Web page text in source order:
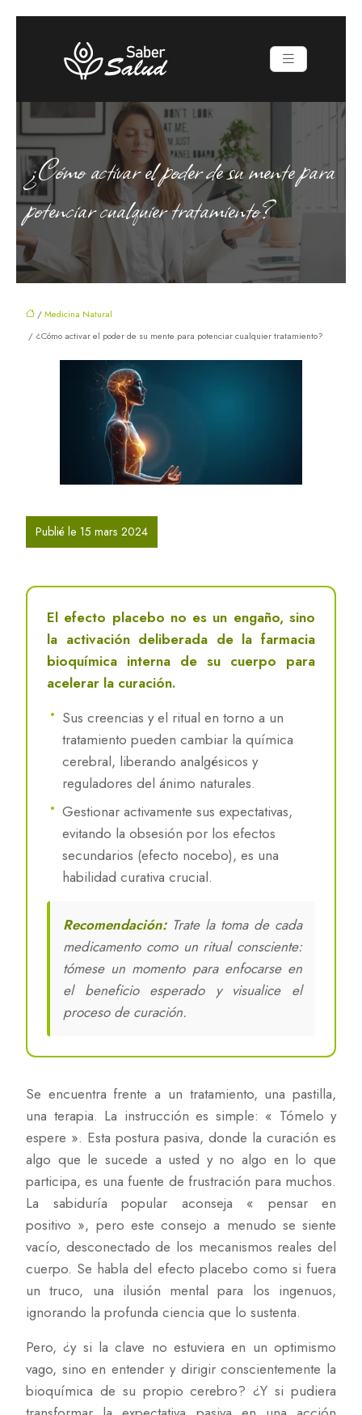
¿Cómo activar el poder de su mente para
potenciar cualquier tratamiento?
/Medicina Natural
/ ¿Cómo activar el poder de su mente para potenciar cualquier tratamiento?
Publié le 15 mars 2024
El efecto placebo no es un engaño, sino
la activación deliberada de la farmacia
bioquímica interna de su cuerpo para
acelerar la curación.
Sus creencias y el ritual en torno a un
tratamiento pueden cambiar la química
cerebral, liberando analgésicos y
reguladores del ánimo naturales.
Gestionar activamente sus expectativas,
evitando la obsesión por los efectos
secundarios (efecto nocebo), es una
habilidad curativa crucial.
Recomendación:Trate la toma de cada
medicamento como un ritual consciente:
tómese un momento para enfocarse en
el beneficio esperado y visualice el
proceso de curación.
Se encuentra frente a un tratamiento, una pastilla,
una terapia. La instrucción es simple: « Tómelo y
espere ». Esta postura pasiva, donde la curación es
algo que le sucede a usted y no algo en lo que
participa, es una fuente de frustración para muchos.
La sabiduría popular aconseja « pensar en
positivo », pero este consejo a menudo se siente
vacío, desconectado de los mecanismos reales del
cuerpo. Se habla del efecto placebo como si fuera
un truco, una ilusión mental para los ingenuos,
ignorando la profunda ciencia que lo sustenta.
Pero, ¿y si la clave no estuviera en un optimismo
vago, sino en entender y dirigir conscientemente la
bioquímica de su propio cerebro? ¿Y si pudiera